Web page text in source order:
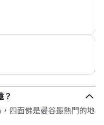
？
四面佛是曼谷最熱門的地